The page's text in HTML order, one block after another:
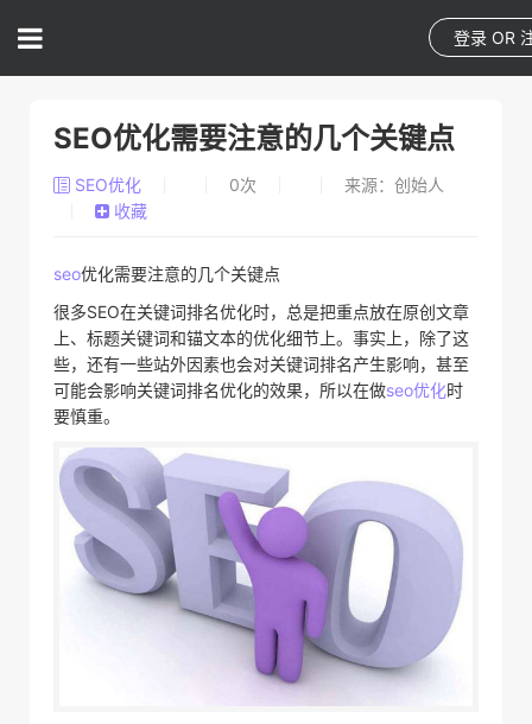
登录 OR
SEO优化需要注意的几个关键点
SEO优化 0次
来源：创始人
收藏
seo优化需要注意的几个关键点
很多SEO在关键词排名优化时，总是把重点放在原创文章
上、标题关键词和锚文本的优化细节上。事实上，除了这
些，还有一些站外因素也会对关键词排名产生影响，甚至
可能会影响关键词排名优化的效果，所以在做seo优化时
要慎重。